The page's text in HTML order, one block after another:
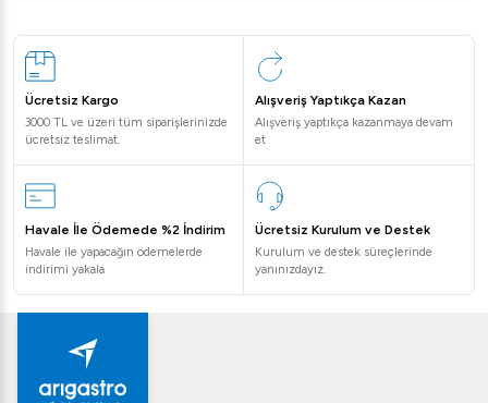
Ücretsiz Kargo
3000 TL ve üzeri tüm siparişlerinizde
ücretsiz teslimat.
Alışveriş Yaptıkça Kazan
Alışveriş yaptıkça kazanmaya devam
et
Havale İle Ödemede %2 İndirim
Havale ile yapacağın ödemelerde
indirimi yakala
Ücretsiz Kurulum ve Destek
Kurulum ve destek süreçlerinde
yanınızdayız.